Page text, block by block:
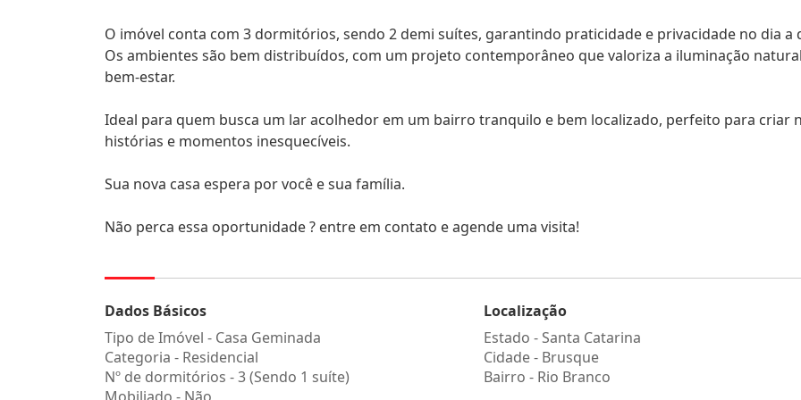
O imóvel conta com 3 dormitórios, sendo 2 demi suítes, garantindo praticidade e privacidade no dia a
Os ambientes são bem distribuídos, com um projeto contemporâneo que valoriza a iluminação
bem-estar.
Ideal para quem busca um lar acolhedor em um bairro tranquilo e bem localizado, perfeito para criar
histórias e momentos inesquecíveis.
Sua nova casa espera por você e sua família.
Não perca essa oportunidade ? entre em contato e agende uma visita!
Dados Básicos
Tipo de Imóvel - Casa Geminada
Categoria - Residencial
Nº de dormitórios - 3 (Sendo 1 suíte)
Localização
Estado -Santa Catarina
Cidade - Brusque
Bairro - Rio Branco